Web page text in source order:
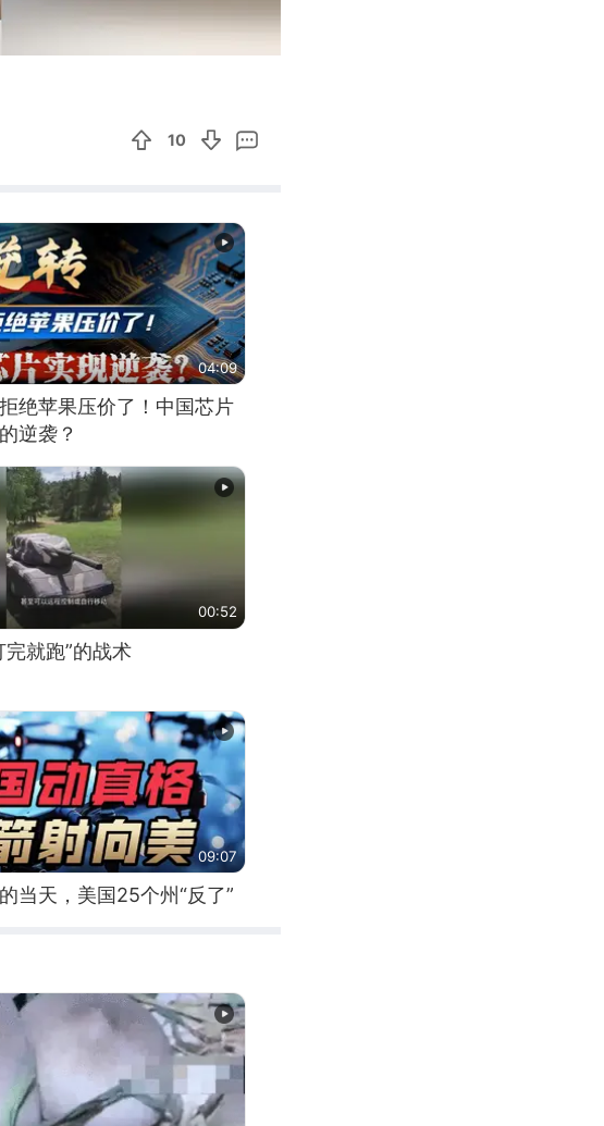
10
04:09
绝苹果压价了！中国芯片
逆袭？
00:52
就跑”的战术
09:07
当天，美国25个州“反了”